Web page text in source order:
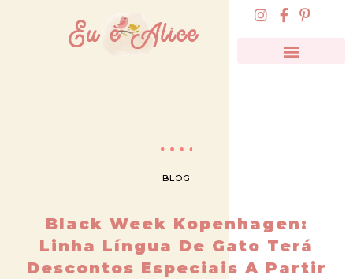
BLOG
Black Week Kopenhagen:
Linha Língua De Gato Terá
Descontos Especiais A Partir